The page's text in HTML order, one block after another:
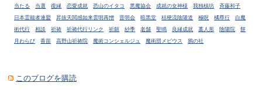
当たる
当選 復縁 恋愛成就 恐山のイタコ 悪魔協会 成就の女神様 我独槙坊
斉藤和子
日本霊能者連盟
昇抜天閲感如来雲明再憎 晋明会 暗黒堂 桔梗流陰陽道 極呪 橘尊行
白魔
術代行
相談 祈祷 祈祷代行リンク 祈願 紗季 老舗 聖鳴 良縁成就 藁人形 陰陽院
餅
月わらび
香苗 高野山祈祷院 魔術コンシェルジュ 魔術団メビウス 鴉の社
このブログを購読